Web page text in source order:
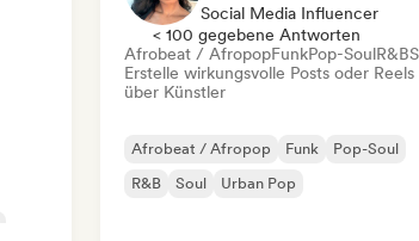
Social Media Influencer
< 100 gegebene Antworten
Afrobeat / AfropopFunkPop-SoulR&B
Erstelle wirkungsvolle Posts oder Reels
über Künstler
Afrobeat / Afropop Funk
Pop-Soul
R&B
Soul Urban Pop